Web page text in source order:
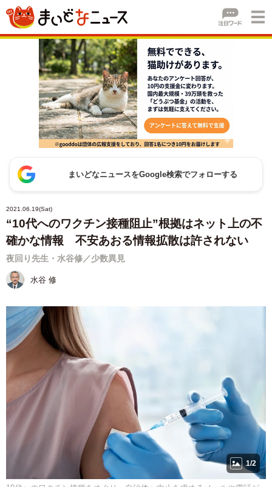
まいどなニュースをGoogle検索でフォローする
2021.06.19(Sat)
“10代へのワクチン接種阻止”根拠はネット上の不
確かな情報 不安あおる情報拡散は許されない
夜回り先生・水谷修／少数異見
水谷 修
1/2